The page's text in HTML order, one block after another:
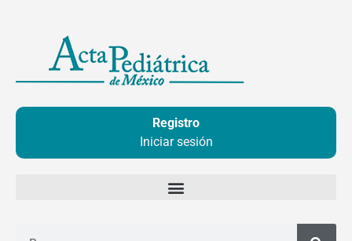
contenido
Registro
Iniciar sesión